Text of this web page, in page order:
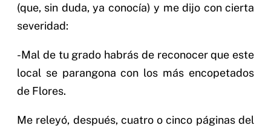
(que, sin duda, ya conocía) y me dijo con cierta
severidad:
-Mal de tu grado habrás de reconocer que este
local se parangona con los más encopetados
de Flores.
Me releyó, después, cuatro o cinco páginas del